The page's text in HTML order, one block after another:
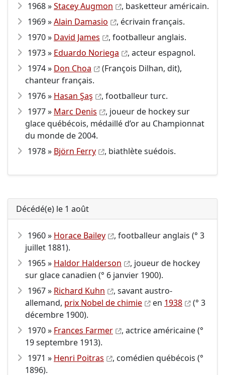
1968 »Stacey Augmon
, basketteur américain.
1969 »Alain Damasio
, écrivain français.
1970 » David James
, footballeur anglais.
1973 » Eduardo Noriega
, acteur espagnol.
1974 » Don Choa
(François Dilhan, dit),
chanteur français.
1976 » Hasan Şaş
, footballeur turc.
1977 » Marc Denis
, joueur de hockey sur
glace québécois, médaillé d’or au Championnat
du monde de 2004.
1978 » Björn Ferry , biathlète suédois.
Décédé(e) le 1 août
1960 » Horace Bailey
, footballeur anglais (° 3
juillet 1881).
1965 » Haldor Halderson
, joueur de hockey
sur glace canadien (° 6 janvier 1900).
1967 » Richard Kuhn
, savant austro-
allemand, prix Nobel de chimie en 1938
(° 3
décembre 1900).
1970 » Frances Farmer
, actrice américaine (°
19 septembre 1913).
1971 » Henri Poitras
, comédien québécois (°
1896).